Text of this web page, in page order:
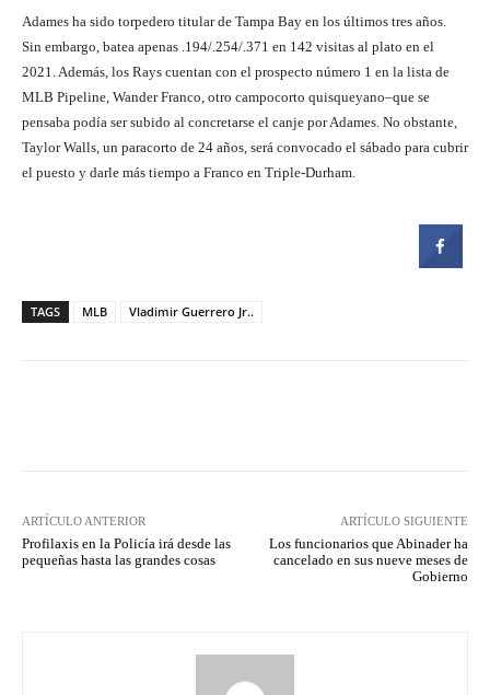
Adames ha sido torpedero titular de Tampa Bay en los últimos tres años.
Sin embargo, batea apenas .194/.254/.371 en 142 visitas al plato en el
2021. Además, los Rays cuentan con el prospecto número 1 en la lista de
MLB Pipeline, Wander Franco, otro campocorto quisqueyano–que se
pensaba podía ser subido al concretarse el canje por Adames. No obstante,
Taylor Walls, un paracorto de 24 años, será convocado el sábado para cubrir
el puesto y darle más tiempo a Franco en Triple-Durham.
TAGS MLB Vladimir Guerrero Jr..
ARTÍCULO ANTERIOR
Profilaxis en la Policía irá desde las
pequeñas hasta las grandes cosas
ARTÍCULO SIGUIENTE
Los funcionarios que Abinader ha
cancelado en sus nueve meses de
Gobierno